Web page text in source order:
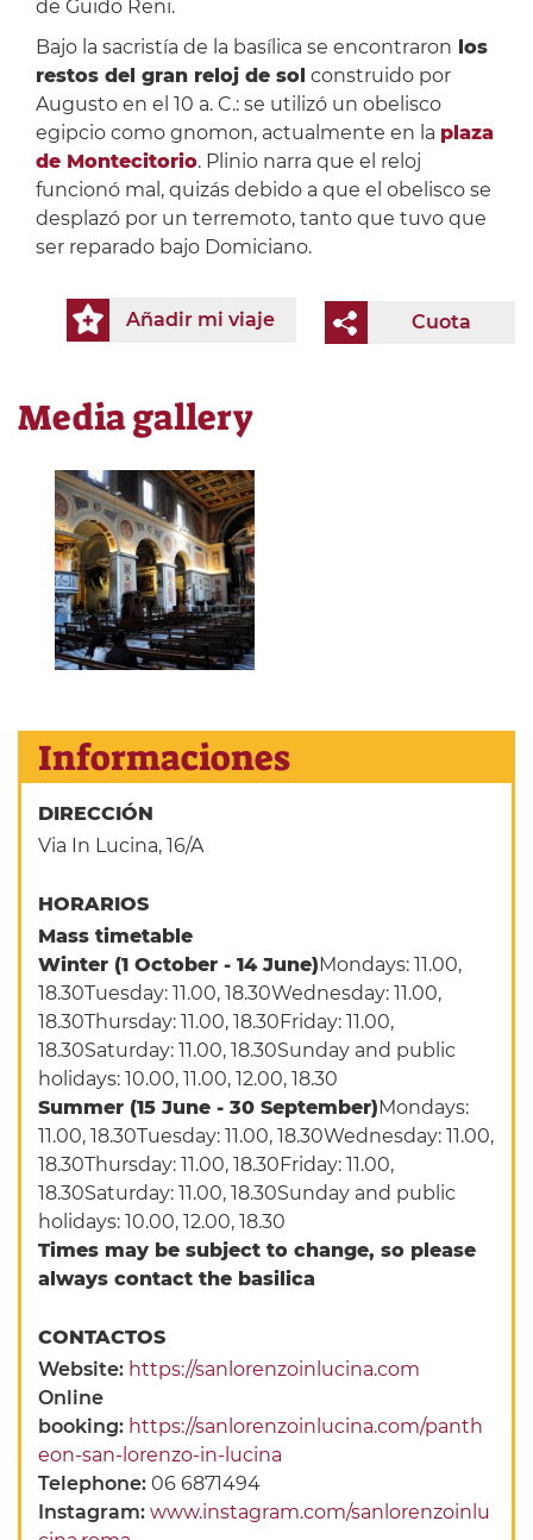
de Guido Reni.
Bajo la sacristía de la basílica se encontraron los
restos del gran reloj de sol construido por
Augusto en el 10 a. C.: se utilizó un obelisco
egipcio como gnomon, actualmente en la plaza
de Montecitorio. Plinio narra que el reloj
funcionó mal, quizás debido a que el obelisco se
desplazó por un terremoto, tanto que tuvo que
ser reparado bajo Domiciano.
Cuota
Añadir mi viaje
Media gallery
Informaciones
DIRECCIÓN
Via In Lucina, 16/A
HORARIOS
Mass timetable
Winter (1 October - 14 June) Mondays: 11.00,
18.30Tuesday: 11.00, 18.30Wednesday: 11.00,
18.30Thursday: 11.00, 18.30Friday: 11.00,
18.30Saturday: 11.00, 18.30Sunday and public
holidays: 10.00, 11.00, 12.00, 18.30
Summer (15 June - 30 September) Mondays:
11.00, 18.30Tuesday: 11.00, 18.30Wednesday: 11.00,
18.30Thursday: 11.00, 18.30Friday: 11.00,
18.30Saturday: 11.00, 18.30Sunday and public
holidays: 10.00, 12.00, 18.30
Times may be subject to change, so please
always contact the basilica
CONTACTOS
Website: https://sanlorenzoinlucina.com
Online
booking: https://sanlorenzoinlucina.com/panth
eon-san-lorenzo-in-lucina
Telephone:06 6871494
Instagram:www.instagram.com/sanlorenzoinlu